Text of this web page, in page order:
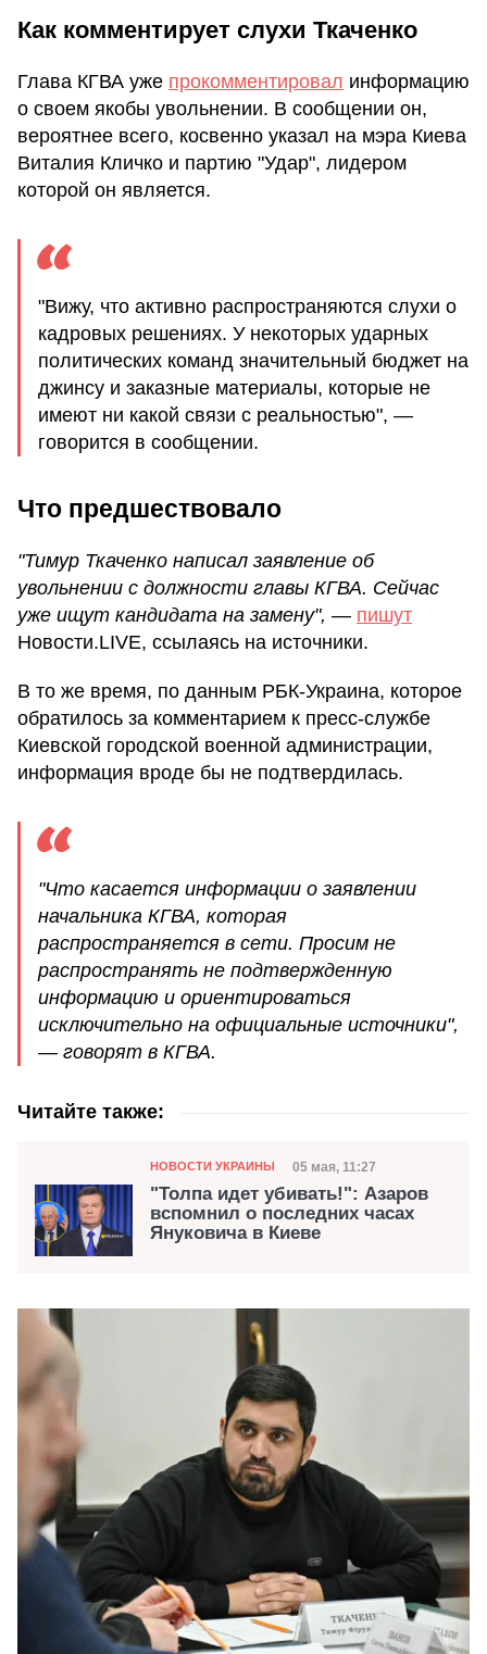
Как комментирует слухи Ткаченко
Глава КГВА уже прокомментировал информацию
о своем якобы увольнении. В сообщении он,
вероятнее всего, косвенно указал на мэра Киева
Виталия Кличко и партию "Удар", лидером
которой он является.
"Вижу, что активно распространяются слухи о
кадровых решениях. У некоторых ударных
политических команд значительный бюджет на
джинсу и заказные материалы, которые не
имеют ни какой связи с реальностью", —
говорится в сообщении.
Что предшествовало
"Тимур Ткаченко написал заявление об
увольнении с должности главы КГВА. Сейчас
уже ищут кандидата на замену", — пишут
Новости.LIVE, ссылаясь на источники.
В то же время, по данным РБК-Украина, которое
обратилось за комментарием к пресс-службе
Киевской городской военной администрации,
информация вроде бы не подтвердилась.
"Что касается информации о заявлении
начальника КГВА, которая
распространяется в сети. Просим не
распространять не подтвержденную
информацию и ориентироваться
исключительно на официальные источники",
— говорят в КГВА.
Читайте также:
Категория
НОВОСТИ УКРАИНЫ Дата публикации
05 мая, 11:27
"Толпа идет убивать!": Азаров
вспомнил о последних часах
Януковича в Киеве